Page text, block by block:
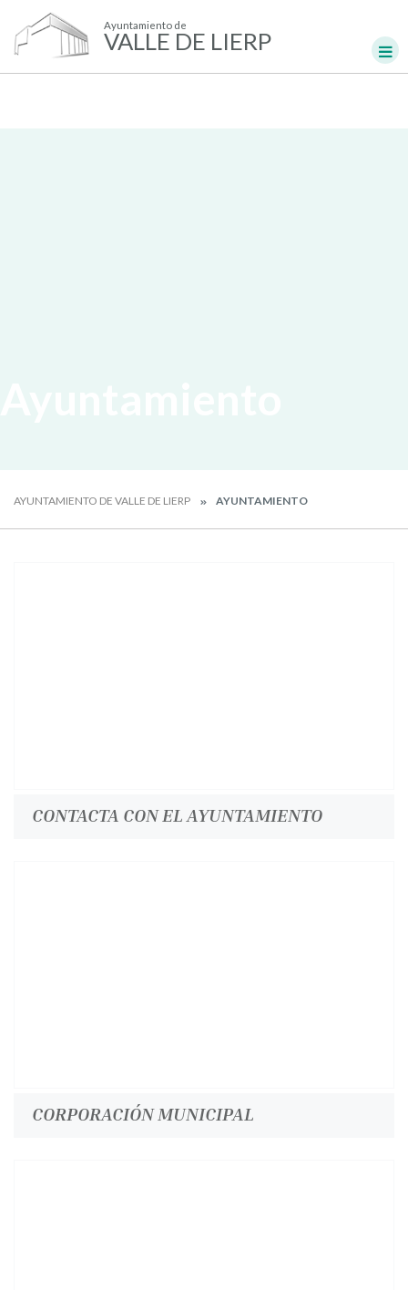
Ayuntamiento de
VALLE DE LIERP
AYUNTAMIENTO DE VALLE DE LIERP AYUNTAMIENTO
CONTACTA CON EL AYUNTAMIENTO
CORPORACIÓN MUNICIPAL